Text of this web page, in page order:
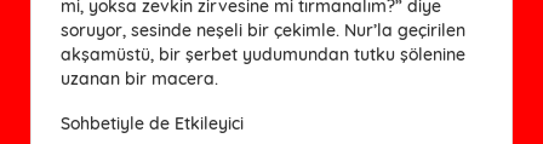
mi, yoksa zevkin zirvesine mi tırmanalım?” diye
soruyor, sesinde neşeli bir çekimle. Nur’la geçirilen
akşamüstü, bir şerbet yudumundan tutku şölenine
uzanan bir macera.
Sohbetiyle de Etkileyici